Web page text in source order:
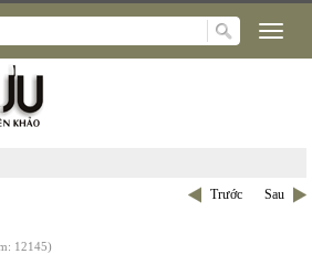
Trước Sau
12145)